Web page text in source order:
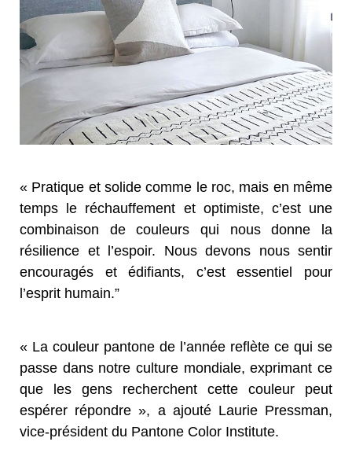
« Pratique et solide comme le roc, mais en même
temps le réchauffement et optimiste, c’est une
combinaison de couleurs qui nous donne la
résilience et l’espoir. Nous devons nous sentir
encouragés et édifiants, c’est essentiel pour
l’esprit humain.”
« La couleur pantone de l’année reflète ce qui se
passe dans notre culture mondiale, exprimant ce
que les gens recherchent cette couleur peut
espérer répondre », a ajouté Laurie Pressman,
vice-président du Pantone Color Institute.